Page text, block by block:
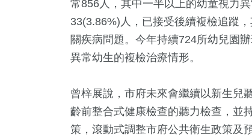
常856人，其中一半以上的幼童視力
33(3.86%)人，已接受後續複檢追蹤
關疾病問題。今年持續724所幼兒園
異常幼生的複檢治療情形。
曾梓展說，市府未來會繼續以新生兒
齡前整合式健康檢查的聽力檢查，並
策，滾動式調整市府公共衛生政策及預